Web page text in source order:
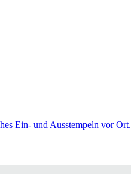
Ein- und Ausstempeln vor Ort.